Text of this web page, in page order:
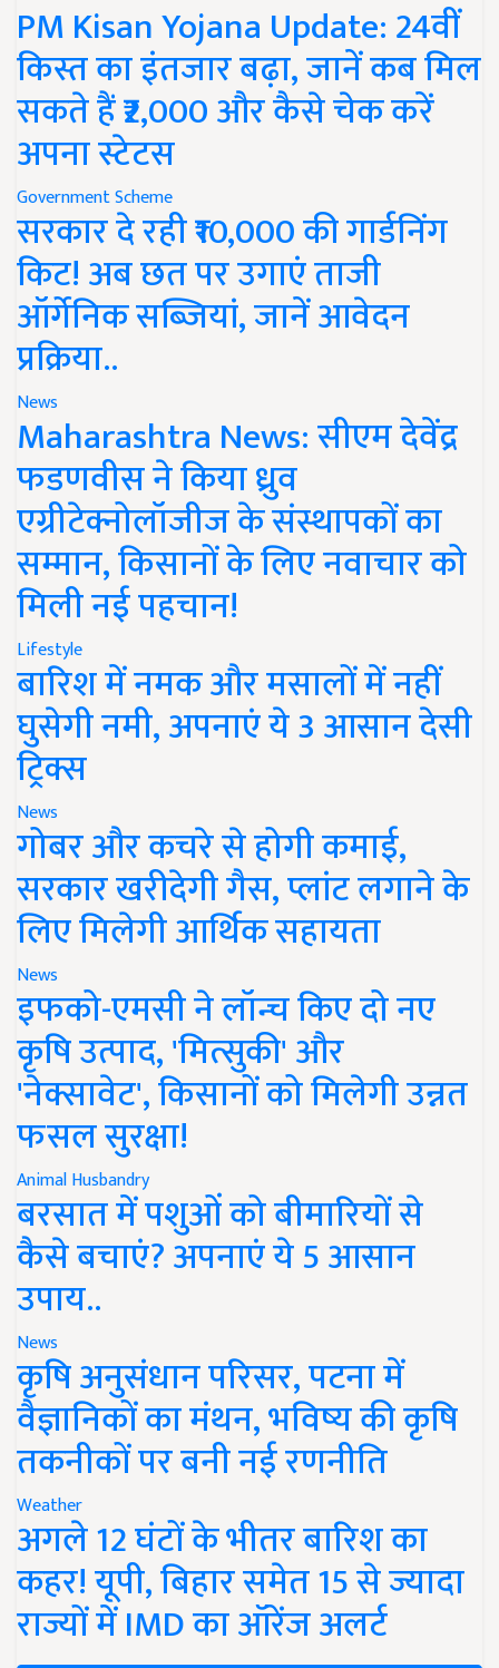
PM Kisan Yojana Update: 24वीं
किस्त का इंतजार बढ़ा, जानें कब मिल
सकते हैं ₹2,000 और कैसे चेक करें
अपना स्टेटस
Government Scheme
सरकार दे रही ₹10,000 की गार्डनिंग
किट! अब छत पर उगाएं ताजी
ऑर्गेनिक सब्जियां, जानें आवेदन
प्रक्रिया..
News
Maharashtra News: सीएम देवेंद्र
फडणवीस ने किया ध्रुव
एग्रीटेक्नोलॉजीज के संस्थापकों का
सम्मान, किसानों के लिए नवाचार को
मिली नई पहचान!
Lifestyle
बारिश में नमक और मसालों में नहीं
घुसेगी नमी, अपनाएं ये 3 आसान देसी
ट्रिक्स
News
गोबर और कचरे से होगी कमाई,
सरकार खरीदेगी गैस, प्लांट लगाने के
लिए मिलेगी आर्थिक सहायता
News
इफको-एमसी ने लॉन्च किए दो नए
कृषि उत्पाद, 'मित्सुकी' और
'नेक्सावेट', किसानों को मिलेगी उन्नत
फसल सुरक्षा!
Animal Husbandry
बरसात में पशुओं को बीमारियों से
कैसे बचाएं? अपनाएं ये 5 आसान
उपाय..
News
कृषि अनुसंधान परिसर, पटना में
वैज्ञानिकों का मंथन, भविष्य की कृषि
तकनीकों पर बनी नई रणनीति
Weather
अगले 12 घंटों के भीतर बारिश का
कहर! यूपी, बिहार समेत 15 से ज्यादा
राज्यों में IMD का ऑरेंज अलर्ट